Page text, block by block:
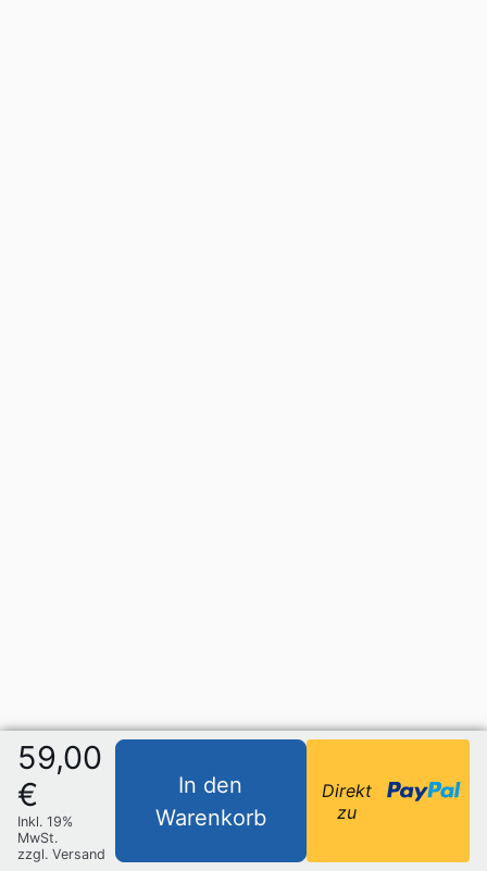
59,00
€
Inkl. 19%
MwSt.
zzgl. Versand
In den
Warenkorb
Direkt
zu